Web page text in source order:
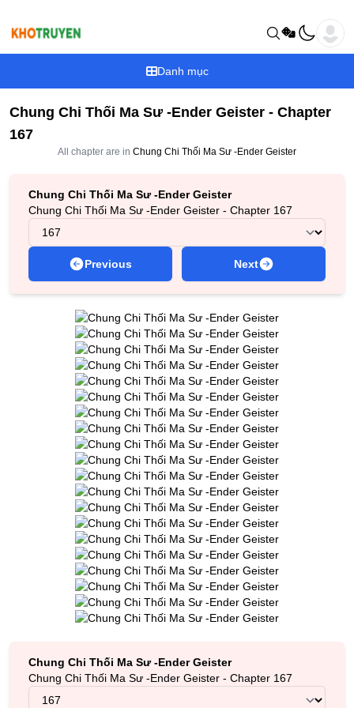
Danh mục
Chung Chi Thối Ma Sư -Ender Geister - Chapter
167
All chapter are in Chung Chi Thối Ma Sư -Ender Geister
Chung Chi Thối Ma Sư -Ender Geister
Chung Chi Thối Ma Sư -Ender Geister - Chapter 167
Previous Next
Chung Chi Thối Ma Sư -Ender Geister
Chung Chi Thối Ma Sư -Ender Geister - Chapter 167